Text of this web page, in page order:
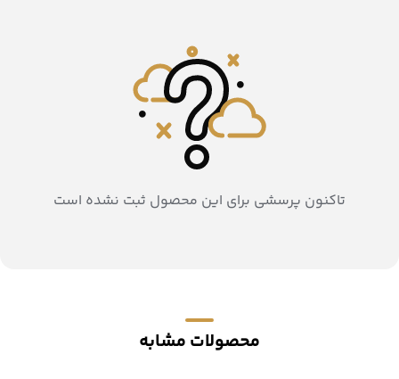
تاکنون پرسشی برای این محصول ثبت نشده است
محصولات مشابه